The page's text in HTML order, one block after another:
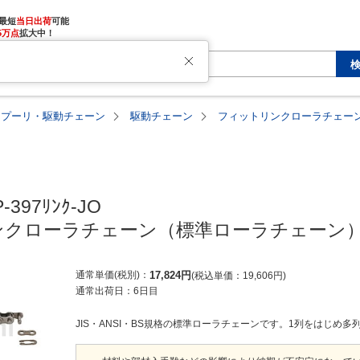
短当日出荷
万点拡大中！
ーリ・駆動チェーン 駆動チェーン フィットリンクローラチェー
397ﾘﾝｸ-JO
ローラチェーン（標準ローラチェーン
通常単価(税別) 17,824円 税込単価 19,606円
通常出荷日： 6日目
JIS・ANSI・BS規格の標準ローラチェーンです。1列をはじめ多